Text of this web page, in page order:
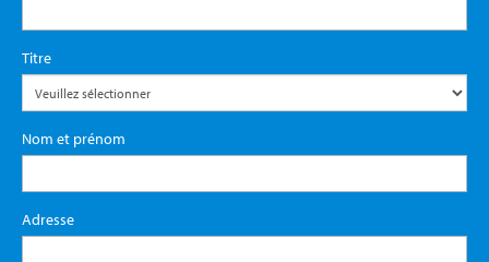
Titre
Nom et prénom
Adresse